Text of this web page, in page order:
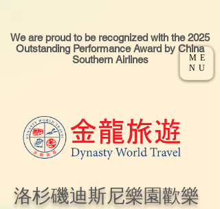
We are proud to be recognized with the 2025
Outstanding Performance Award by China
Southern Airlines
ME
NU
洛杉磯迪斯尼樂園歡樂